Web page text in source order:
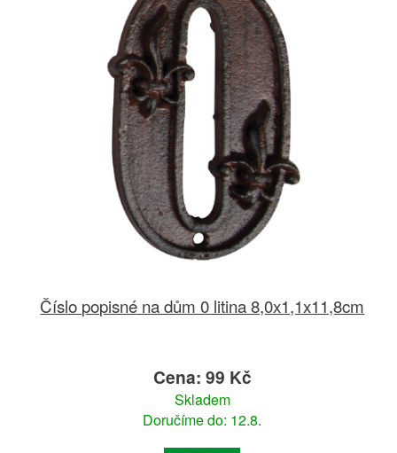
Číslo popisné na dům 0 litina 8,0x1,1x11,8cm
Cena: 99 Kč
Skladem
Doručíme do: 12.8.